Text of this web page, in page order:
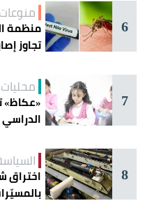
6
منوعات
منظمة
تجاوز
7
محليات
«عكاظ»
8